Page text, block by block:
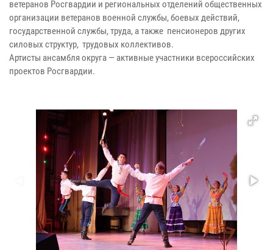
ветеранов Росгвардии и региональных отделений общественных
организации ветеранов военной службы, боевых действий,
государственной службы, труда, а также пенсионеров других
силовых структур, трудовых коллективов.
Артисты ансамбля округа — активные участники всероссийских
проектов Росгвардии.